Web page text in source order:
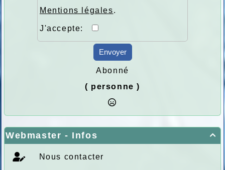
Mentions légales.
J'accepte:
Envoyer
Abonné
( personne )

Webmaster - Infos
Nous contacter